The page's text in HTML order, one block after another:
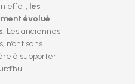
effet, les
évolué
. Les anciennes
n’ont sans
à supporter